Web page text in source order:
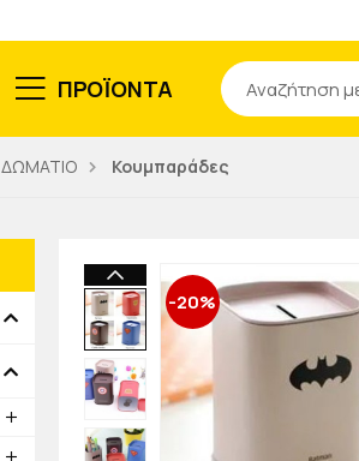
ΠΡΟΪΟΝΤΑ
Αναζήτηση
ΔΩΜΑΤΙΟ Κουμπαράδες
-20%